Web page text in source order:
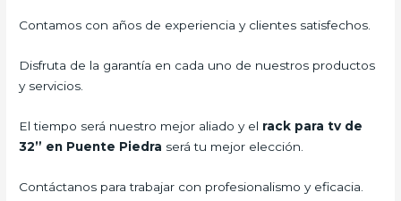
Contamos con años de experiencia y clientes satisfechos.
Disfruta de la garantía en cada uno de nuestros productos
y servicios.
El tiempo será nuestro mejor aliado y el rack para tv de
32” en Puente Piedra será tu mejor elección.
Contáctanos para trabajar con profesionalismo y eficacia.